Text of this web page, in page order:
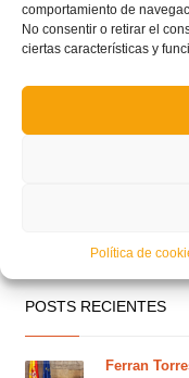
comportamiento de
No consentir o retirar el
ciertas características y
Política de
POSTS RECIENTES
Ferran